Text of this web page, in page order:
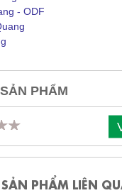
- ODF
PHẨM
SẢN PHẨM LIÊN